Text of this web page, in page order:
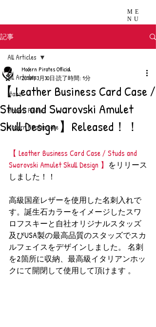
ME
NU
記事
All Articles
stazz
Modern Pirates
Modern Pirates care
All Articles
【 Leather Business Card Case /
Studs and Swarovski Amulet
Skull Design 】Released！！
Modern Pirates Official
2018年3月30日 読了時間: 1分
【 Leather Business Card Case / Studs and
Swarovski Amulet Skull Design 】 をリリース
しました！！
高級国産レザーを使用した名刺入れで
す。誕生石カラーをイメージしたスワ
ロフスキーと自社オリジナルスタッズ
及びUSA製の最高品質のスタッズでスカ
ルフェイスをデザインしました。 名刺
を2箇所に収納、最高級イタリアンホッ
クにて開閉して使用して頂けます 。